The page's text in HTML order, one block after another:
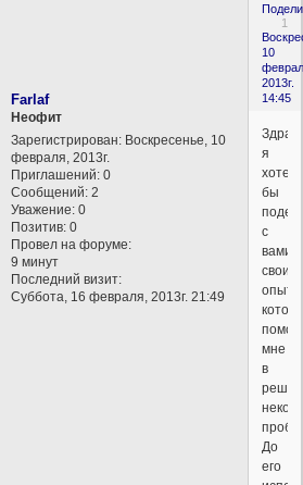
1
10
2013г.
14:45
Farlaf
Неофит
Зарегистрирован: Воскресенье, 10
февраля, 2013г.
Приглашений: 0
Сообщений: 2
Уважение: 0
Позитив: 0
Провел на форуме:
9 минут
Последний визит:
Суббота, 16 февраля, 2013г. 21:49
я
хотел
бы
с
вами
своим
помог
мне
в
До
его